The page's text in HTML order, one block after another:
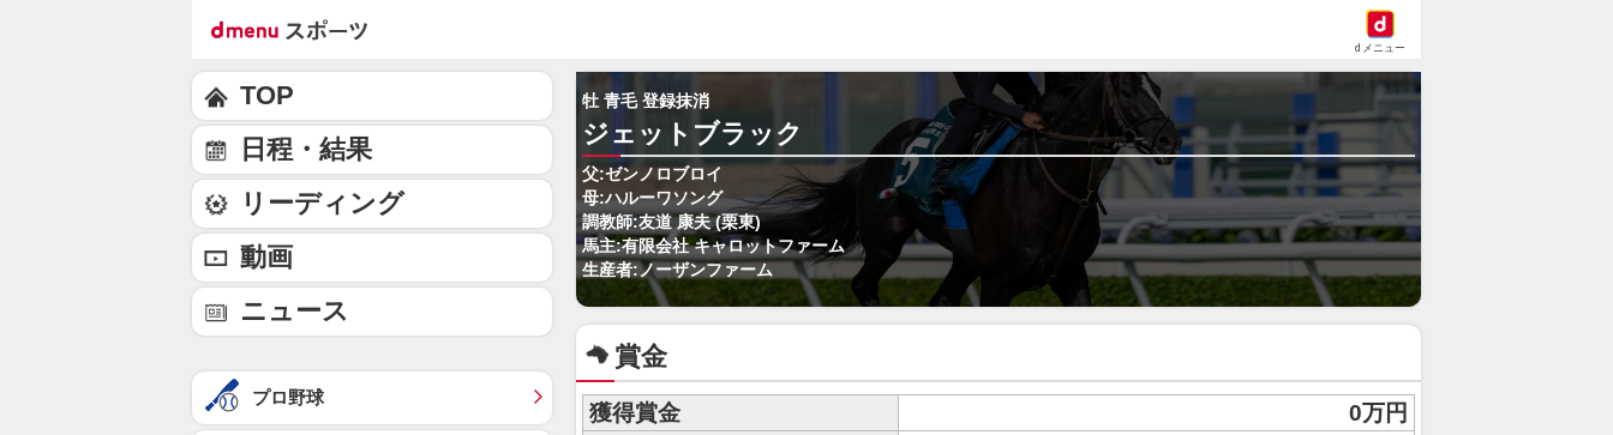
dメニュー
牡 青毛 登録抹消
ジェットブラック
父:ゼンノロブロイ
母:ハルーワソング
調教師:友道 康夫 (栗東)
馬主:有限会社 キャロットファーム
生産者:ノーザンファーム
賞金
獲得賞金
0万円
TOP
日程・結果
リーディング
動画
ニュース
プロ野球